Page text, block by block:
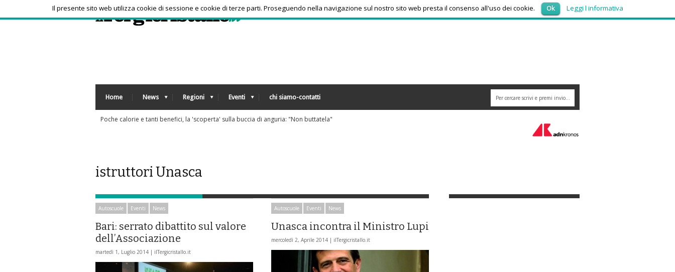
domenica 9, Agosto 2026
Home News Regioni Eventi chi siamo-contatti
Poche calorie e tanti benefici, la 'scoperta' sulla buccia di anguria: "Non buttatela"
istruttori Unasca
Autoscuole Eventi News
Bari: serrato dibattito sul valore
dell’Associazione
martedì 1, Luglio 2014 | ilTergicristallo.it
Autoscuole Eventi News
Unasca incontra il Ministro Lupi
mercoledì 2, Aprile 2014 | ilTergicristallo.it
Il presente sito web utilizza cookie di sessione e cookie di terze parti. Proseguendo nella navigazione sul nostro sito web presta il consenso all'uso dei cookie. Ok Leggi l informativa